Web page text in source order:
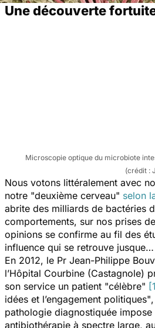
Une découverte
Microscopie optique du microbiote
(crédit :
Nous votons littéralement avec
notre "deuxième cerveau" selon
abrite des milliards de bactéries
comportements, sur nos prises
opinions se confirme au fil des
influence qui se retrouve
En 2012, le Pr Jean-Philippe
l’Hôpital Courbine (Castagnole)
son service un patient "célèbre"
idées et l’engagement politiques"
pathologie diagnostiquée
antibiothérapie à spectre large,